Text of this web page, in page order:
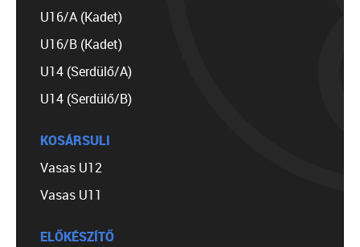
U16/A (Kadet)
U16/B (Kadet)
U14 (Serdülő/A)
U14 (Serdülő/B)
KOSÁRSULI
Vasas U12
Vasas U11
ELŐKÉSZÍTŐ